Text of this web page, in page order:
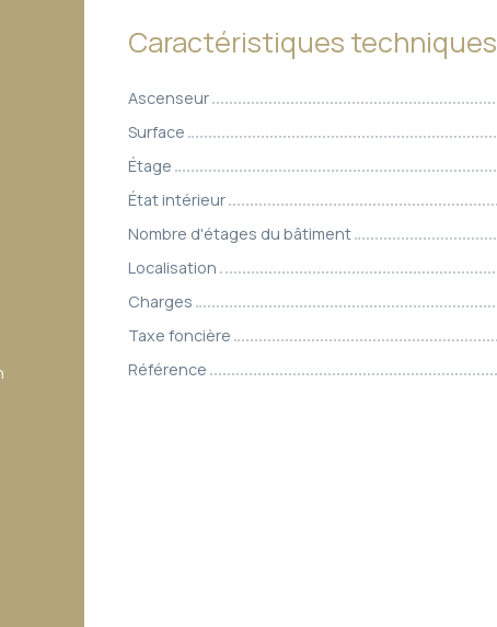
Caractéristiques techniques
Ascenseur
Surface
Étage
État intérieur
Nombre d'étages du bâtiment
Localisation
Charges
Taxe foncière
Référence